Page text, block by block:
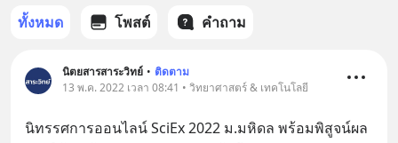
ทั้งหมด โพสต์ คำถาม
นิตยสารสาระวิทย์ • ติดตาม
13 พ.ค. 2022 เวลา 08:41 • วิทยาศาสตร์ & เทคโนโลยี
นิทรรศการออนไลน์ SciEx 2022 ม.มหิดล พร้อมพิสูจน์ผล